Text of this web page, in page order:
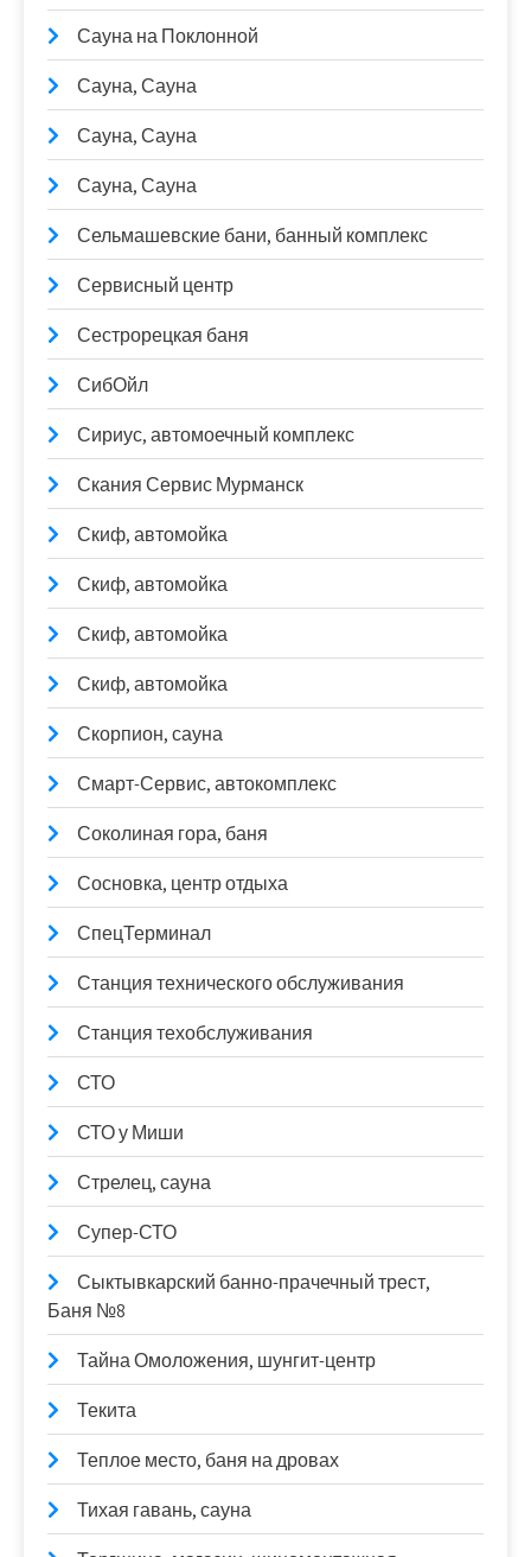
Сауна на Поклонной
Сауна, Сауна
Сауна, Сауна
Сауна, Сауна
Сельмашевские бани, банный комплекс
Сервисный центр
Сестрорецкая баня
СибОйл
Сириус, автомоечный комплекс
Скания Сервис Мурманск
Скиф, автомойка
Скиф, автомойка
Скиф, автомойка
Скиф, автомойка
Скорпион, сауна
Смарт-Сервис, автокомплекс
Соколиная гора, баня
Сосновка, центр отдыха
СпецТерминал
Станция технического обслуживания
Станция техобслуживания
СТО
СТО у Миши
Стрелец, сауна
Супер-СТО
Сыктывкарский банно-прачечный трест,
Баня №8
Тайна Омоложения, шунгит-центр
Текита
Теплое место, баня на дровах
Тихая гавань, сауна